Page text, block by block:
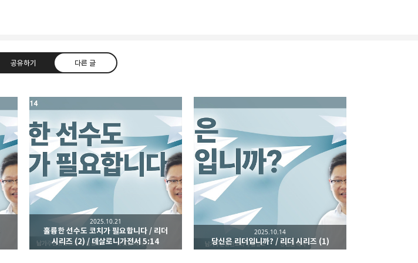
공유하기 다른 글
Facebook 카카오스토리
훌륭한 선수도 코치가 필요합니다 / 리더
시리즈 (2) / 데살로니가전서 5:14
2025.10.21
당신은 리더입니까? / 리더 시리즈 (1)
2025.10.14